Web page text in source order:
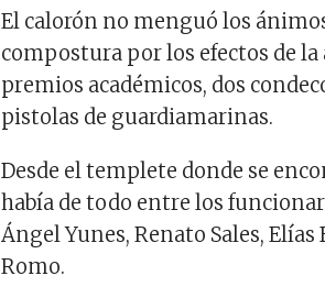
El calorón no menguó los
compostura por los efectos de
premios académicos, dos
pistolas de guardiamarinas.
Desde el templete donde se
había de todo entre los
Ángel Yunes, Renato Sales,
Romo.